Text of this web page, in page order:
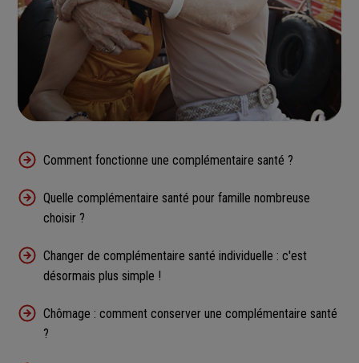
Comment fonctionne une complémentaire santé ?
Quelle complémentaire santé pour famille nombreuse
choisir ?
Changer de complémentaire santé individuelle : c'est
désormais plus simple !
Chômage : comment conserver une complémentaire santé
?